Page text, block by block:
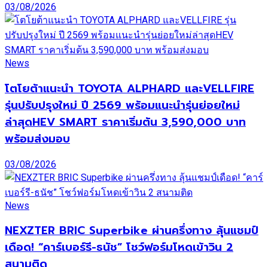
03/08/2026
News
โตโยต้าแนะนำ TOYOTA ALPHARD และVELLFIRE
รุ่นปรับปรุงใหม่ ปี 2569 พร้อมแนะนำรุ่นย่อยใหม่
ล่าสุดHEV SMART ราคาเริ่มต้น 3,590,000 บาท
พร้อมส่งมอบ
03/08/2026
News
NEXZTER BRIC Superbike ผ่านครึ่งทาง ลุ้นแชมป์
เดือด! “คาร์เบอร์รี-ธนัช” โชว์ฟอร์มโหดเข้าวิน 2